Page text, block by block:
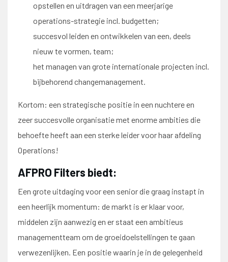
opstellen en uitdragen van een meerjarige
operations-strategie incl. budgetten;
succesvol leiden en ontwikkelen van een, deels
nieuw te vormen, team;
het managen van grote internationale projecten incl.
bijbehorend changemanagement.
Kortom: een strategische positie in een nuchtere en
zeer succesvolle organisatie met enorme ambities die
behoefte heeft aan een sterke leider voor haar afdeling
Operations!
AFPRO Filters biedt:
Een grote uitdaging voor een senior die graag instapt in
een heerlijk momentum: de markt is er klaar voor,
middelen zijn aanwezig en er staat een ambitieus
managementteam om de groeidoelstellingen te gaan
verwezenlijken. Een positie waarin je in de gelegenheid